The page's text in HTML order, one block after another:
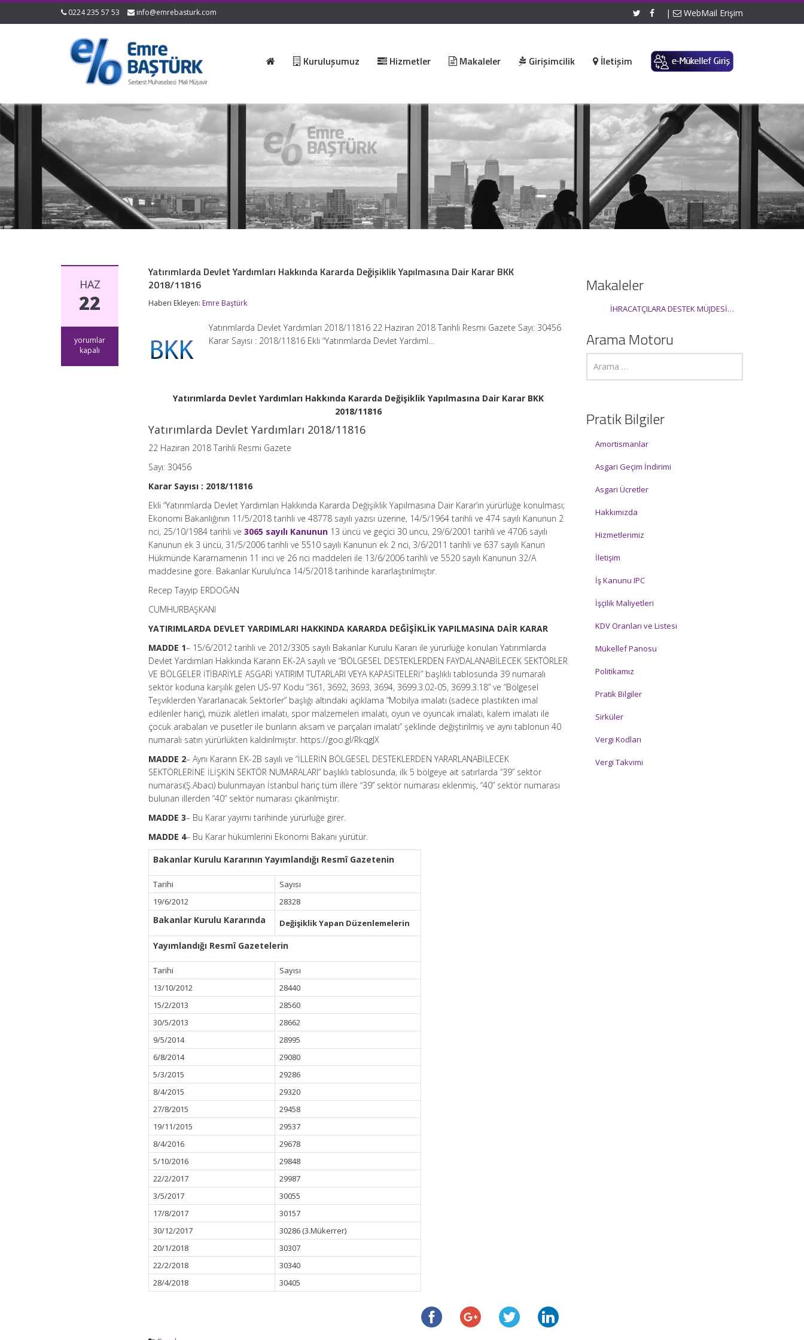
0224 235 57 53 info@emrebasturk.com | WebMail Erişim
Kuruluşumuz Hizmetler Makaleler Girişimcilik İletişim
HAZ
22
Yatırımlarda
Devlet
yorumlar
kapalı
Yatırımlarda Devlet Yardımları Hakkında Kararda Değişiklik Yapılmasına Dair Karar BKK
2018/11816
Haberi Ekleyen: Emre Baştürk
Yatırımlarda Devlet Yardımları 2018/11816 22 Haziran 2018 Tarihli Resmi Gazete Sayı: 30456
Karar Sayısı : 2018/11816 Ekli “Yatırımlarda Devlet Yardıml…
Yatırımlarda Devlet Yardımları Hakkında Kararda Değişiklik Yapılmasına Dair Karar BKK
2018/11816
Yatırımlarda Devlet Yardımları 2018/11816
22 Haziran 2018 Tarihli Resmi Gazete
Sayı: 30456
Karar Sayısı : 2018/11816
Ekli “Yatırımlarda Devlet Yardımları Hakkında Kararda Değişiklik Yapılmasına Dair Karar’ın yürürlüğe konulması;
Ekonomi Bakanlığının 11/5/2018 tarihli ve 48778 sayılı yazısı üzerine, 14/5/1964 tarihli ve 474 sayılı Kanunun 2
nci, 25/10/1984 tarihli ve3065 sayılı Kanunun 13 üncü ve geçici 30 uncu, 29/6/2001 tarihli ve 4706 sayılı
Kanunun ek 3 üncü, 31/5/2006 tarihli ve 5510 sayılı Kanunun ek 2 nci, 3/6/2011 tarihli ve 637 sayılı Kanun
Hükmünde Kararnamenin 11 inci ve 26 nci maddeleri ile 13/6/2006 tarihli ve 5520 sayılı Kanunun 32/A
maddesine göre. Bakanlar Kurulu’nca 14/5/2018 tarihinde kararlaştırılmıştır.
Recep Tayyip ERDOĞAN
CUMHURBAŞKANI
YATIRIMLARDA DEVLET YARDIMLARI HAKKINDA KARARDA DEĞİŞİKLİK YAPILMASINA DAİR KARAR
MADDE 1– 15/6/2012 tarihli ve 2012/3305 sayılı Bakanlar Kurulu Kararı ile yürürlüğe konulan Yatırımlarda
Devlet Yardımları Hakkında Kararın EK-2A sayılı ve “BÖLGESEL DESTEKLERDEN FAYDALANABİLECEK SEKTÖRLER
VE BÖLGELER İTİBARİYLE ASGARİ YATIRIM TUTARLARI VEYA KAPASİTELERİ” başlıklı tablosunda 39 numaralı
sektör koduna karşılık gelen US-97 Kodu “361, 3692, 3693, 3694, 3699.3.02-05, 3699.3.18” ve “Bölgesel
Teşviklerden Yararlanacak Sektörler” başlığı altındaki açıklama “Mobilya imalatı (sadece plastikten imal
edilenler hariç), müzik aletleri imalatı, spor malzemeleri imalatı, oyun ve oyuncak imalatı, kalem imalatı ile
çocuk arabaları ve pusetler ile bunların aksam ve parçaları imalatı” şeklinde değiştirilmiş ve aynı tablonun 40
numaralı satırı yürürlükten kaldırılmıştır. https://goo.gl/RkqgJX
MADDE 2– Aynı Kararın EK-2B sayılı ve “İLLERİN BÖLGESEL DESTEKLERDEN YARARLANABİLECEK
SEKTÖRLERİNE İLİŞKİN SEKTÖR NUMARALARI” başlıklı tablosunda, ilk 5 bölgeye ait satırlarda “39” sektör
numarası(Ş.Abacı) bulunmayan İstanbul hariç tüm illere “39” sektör numarası eklenmiş, “40” sektör numarası
bulunan illerden “40” sektör numarası çıkarılmıştır.
MADDE 3– Bu Karar yayımı tarihinde yürürlüğe girer.
MADDE 4– Bu Karar hükümlerini Ekonomi Bakanı yürütür.
Bakanlar Kurulu Kararının Yayımlandığı Resmî Gazetenin
Tarihi
Sayısı
19/6/2012
28328
Bakanlar Kurulu Kararında Değişiklik Yapan Düzenlemelerin
Yayımlandığı Resmî Gazetelerin
Tarihi
Sayısı
13/10/2012
28440
15/2/2013
28560
30/5/2013
28662
9/5/2014
28995
6/8/2014
29080
5/3/2015
29286
8/4/2015
29320
27/8/2015
29458
19/11/2015
29537
8/4/2016
29678
5/10/2016
29848
22/2/2017
29987
3/5/2017
30055
17/8/2017
30157
30/12/2017
30286 (3.Mükerrer)
20/1/2018
30307
22/2/2018
30340
28/4/2018
30405
Makaleler
İHRACATÇILARA DESTEK MÜJDESİ…
Arama Motoru
Pratik Bilgiler
Amortismanlar
Asgari Geçim İndirimi
Asgari Ücretler
Hakkımızda
Hizmetlerimiz
İletişim
İş Kanunu IPC
İşçilik Maliyetleri
KDV Oranları ve Listesi
Mükellef Panosu
Politikamız
Pratik Bilgiler
Sirküler
Vergi Kodları
Vergi Takvimi